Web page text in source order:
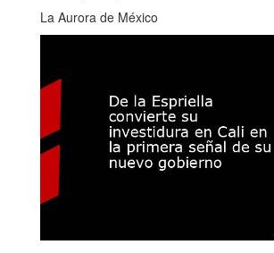
La Aurora de México